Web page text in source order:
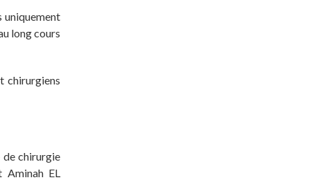
uniquement
long cours
chirurgiens
de chirurgie
Aminah EL